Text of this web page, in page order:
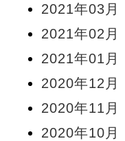
2021年03月
2021年02月
2021年01月
2020年12月
2020年11月
2020年10月